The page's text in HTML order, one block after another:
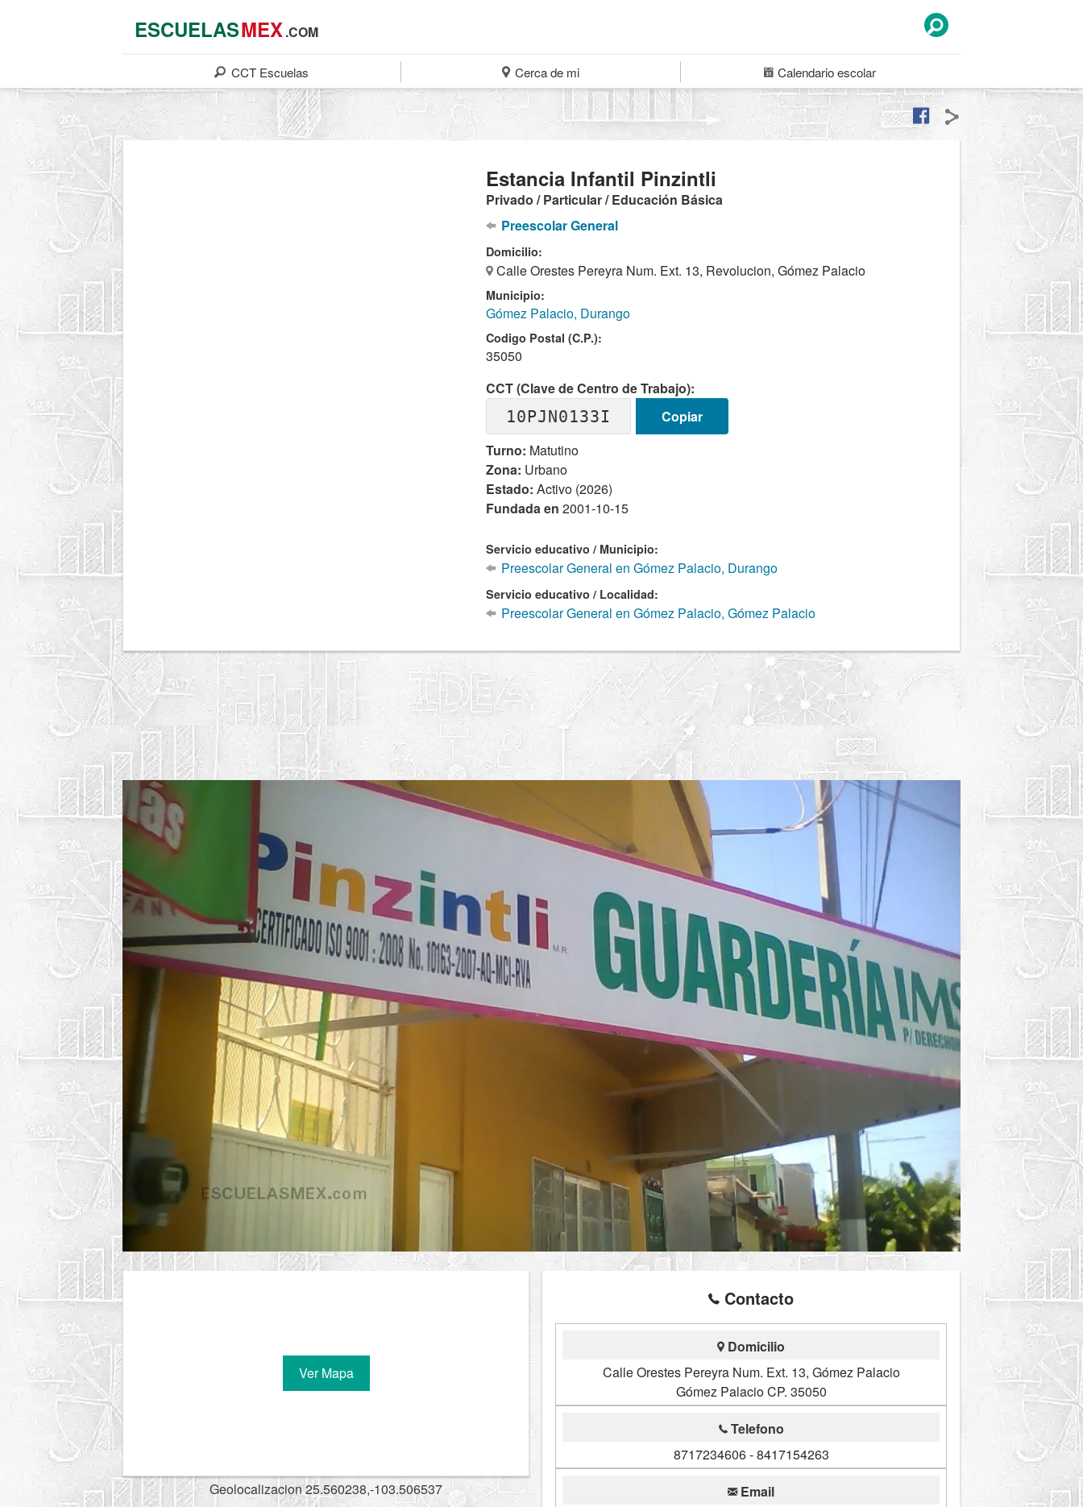
ESCUELASMEX.COM
CCT Escuelas Cerca de mi Calendarioescolar
Estancia Infantil Pinzintli
Privado / Particular / Educación Básica
Preescolar General
Domicilio:
Calle Orestes Pereyra Num. Ext. 13, Revolucion, Gómez Palacio
Municipio:
Gómez Palacio, Durango
Codigo Postal (C.P.):
35050
CCT (Clave de Centro de Trabajo):
10PJN0133I
Copiar
Turno: Matutino
Zona: Urbano
Estado: Activo (2026)
Fundada en2001-10-15
Servicio educativo / Municipio:
Preescolar General en Gómez Palacio, Durango
Servicio educativo / Localidad:
Preescolar General en Gómez Palacio, Gómez Palacio
Ver Mapa
Geolocalizacion 25.560238,-103.506537
Contacto
Domicilio
Calle Orestes Pereyra Num. Ext. 13, Gómez Palacio
Gómez Palacio CP. 35050
Telefono
8717234606 - 8417154263
Email